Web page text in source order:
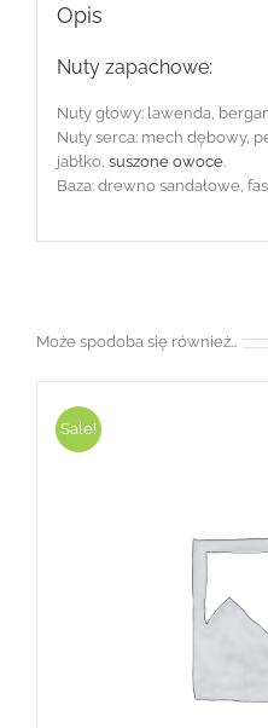
Opis
Nuty zapachowe:
Nuty głowy: lawenda,
Nuty serca: mech dębowy,
jabłko, suszone owoce.
Baza: drewno sandałowe,
Może spodoba się również…
Sale!